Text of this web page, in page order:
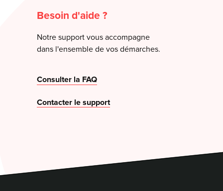
Besoin d'aide ?
Notre support vous accompagne
dans l'ensemble de vos démarches.
Consulter la FAQ
Contacter le support